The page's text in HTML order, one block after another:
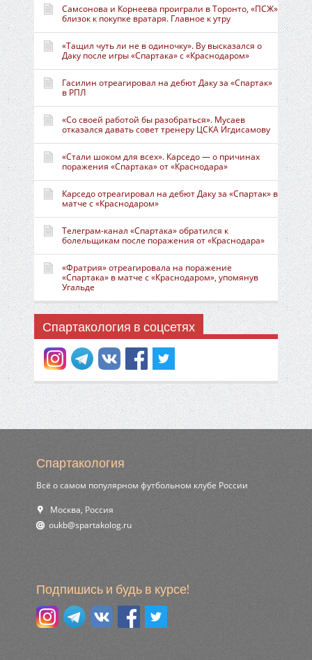
Самсонова и Корнеева проиграли в Торонто, «ПСЖ»
близок к покупке вратаря. Главное к утру
«Тащил чуть ли не в одиночку». Ву высказался о
Даку после игры «Спартака» с «Краснодаром»
Гасилин отреагировал на дебют Даку за «Спартак»
в РПЛ
«Со своей работой бы разобраться». Мусаев
отказался давать совет тренеру ЦСКА Игдисамову
«Стали шоком для всех». Карседо — о причинах
поражения «Спартака» от «Краснодара»
Карседо отреагировал на дебют Даку за «Спартак» в
матче с «Краснодаром»
Телеграм-канал «Спартака» обратился к
болельщикам после поражения от «Краснодара»
«Фратрия» отреагировала на поражение
«Спартака» в матче с «Краснодаром», упомянув
Угальде
Спартакология в соцсетях
Спартакология
Всё о самом популярном футбольном клубе России
Москва, Россия
ur.golokatraps@bkuo
Подпишись и будь в курсе!